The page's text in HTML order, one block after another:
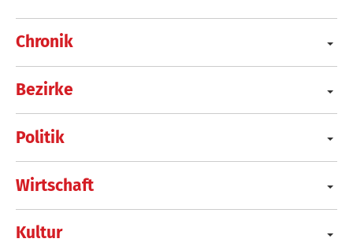
Chronik
Bezirke
Politik
Wirtschaft
Kultur